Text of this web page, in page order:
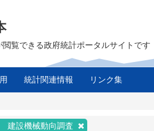
覧できる政府統計ポータルサイトです
統計関連情報 リンク集
建設機械動向調査